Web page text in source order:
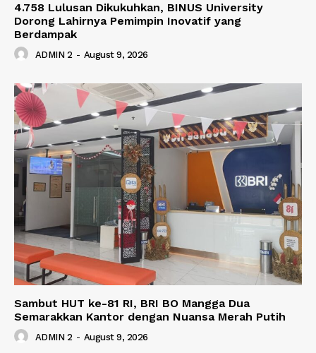
4.758 Lulusan Dikukuhkan, BINUS University
Dorong Lahirnya Pemimpin Inovatif yang
Berdampak
ADMIN 2 - August 9, 2026
Sambut HUT ke-81 RI, BRI BO Mangga Dua
Semarakkan Kantor dengan Nuansa Merah Putih
ADMIN 2 - August 9, 2026